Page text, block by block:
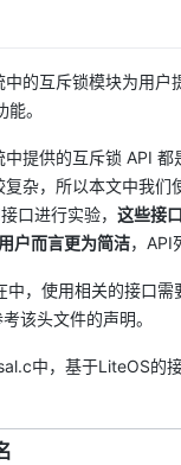
的互斥锁模块为用户
。
提供的互斥锁 API 都
复杂，所以本文中我们
口进行实验， 这些接
户而言更为简洁，API
中，使用相关的接口需
该头文件的声明。
中，基于LiteOS的